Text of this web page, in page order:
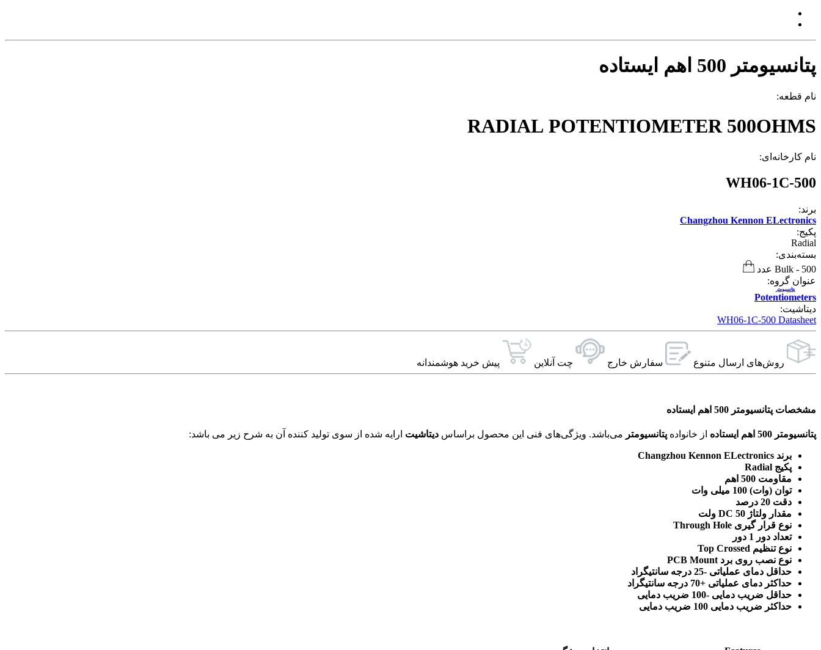
پتانسیومتر 500 اهم ایستاده
نام قطعه:
RADIAL POTENTIOMETER 500OHMS
نام کارخانه‌ای:
WH06-1C-500
برند:
Changzhou Kennon ELectronics
پکیج:
Radial
بسته‌بندی:
Bulk - 500 عدد
عنوان گروه:
Potentiometers
پتانسیومتر
دیتاشیت:
WH06-1C-500 Datasheet
روش‌های ارسال‌ متنوع سفارش خارج چت آنلاین پیش خرید هوشمندانه
مشخصات پتانسیومتر 500 اهم ایستاده
پتانسیومتر 500 اهم ایستاده از خانواده پتانسیومتر دیتاشیت ارایه شده از سوی تولید کننده آن به شرح زیر می باشد:
برند Changzhou Kennon ELectronics
پکیج Radial
مقاومت 500 اهم
توان (وات) 100 میلی وات
دقت 20 درصد
مقدار ولتاژ DC 50 ولت
نوع قرار گیری Through Hole
تعداد دور 1 دور
نوع تنظیم Top Crossed
نوع نصب روی برد PCB Mount
حداقل دمای عملیاتی -25 درجه سانتیگراد
حداکثر دمای عملیاتی +70 درجه سانتیگراد
حداقل ضریب دمایی -100 ضریب دمایی
حداکثر ضریب دمایی 100 ضریب دمایی